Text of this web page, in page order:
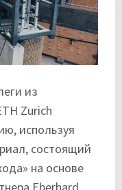
из
Zurich
используя
состоящий
на основе
Eberhard